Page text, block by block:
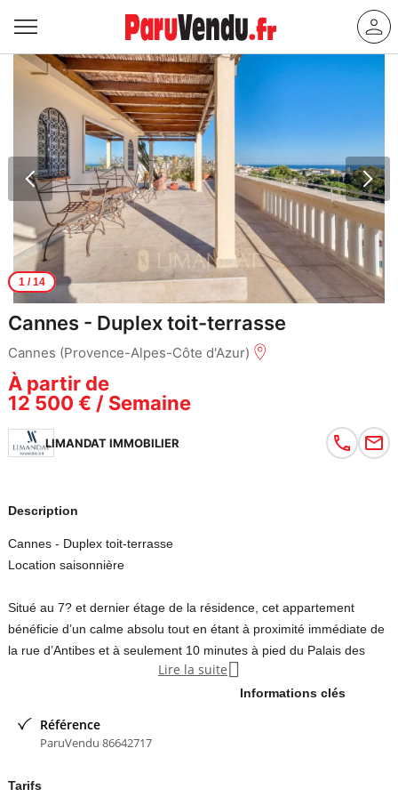
1/ 14
Cannes - Duplex toit-terrasse
Cannes (Provence-Alpes-Côte d'Azur)
À partir de
12 500 € / Semaine
LIMANDAT IMMOBILIER
Description
Cannes - Duplex toit-terrasse
Location saisonnière
Situé au 7? et dernier étage de la résidence, cet appartement
bénéficie d’un calme absolu tout en étant à proximité immédiate de
la rue d’Antibes et à seulement 10 minutes à pied du Palais des
Il se compose d’un séjour lumineux avec cuisine américaine
entièrement équipée, de trois chambres, de deux salles d’eau dont
Lire la suite 
Informations clés
Référence
ParuVendu 86642717
Tarifs